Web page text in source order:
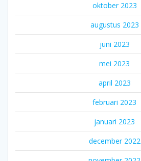
oktober 2023
augustus 2023
juni 2023
mei 2023
april 2023
februari 2023
januari 2023
december 2022